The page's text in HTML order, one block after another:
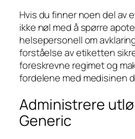
Hvis du finner noen del av
ikke nøl med å spørre
helsepersonell om
forståelse av etiketten
foreskrevne regimet og
fordelene med medisinen
Administrere
Generic